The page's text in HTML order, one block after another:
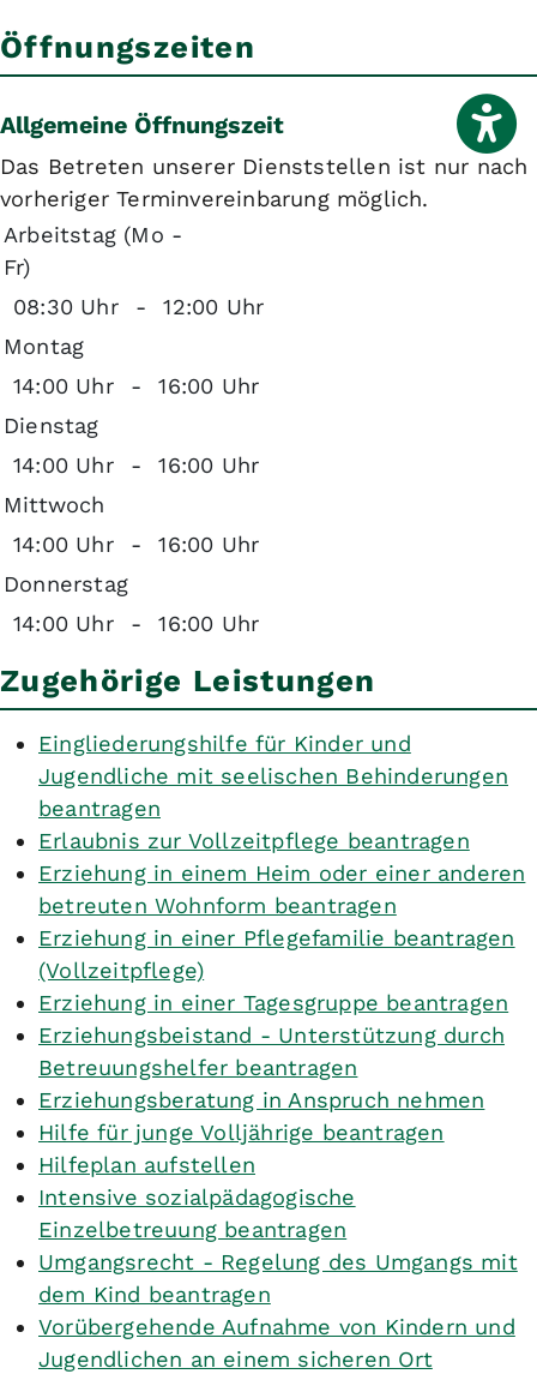
Öffnungszeiten
Allgemeine Öffnungszeit
Das Betreten unserer Dienststellen ist nur nach
vorheriger Terminvereinbarung möglich.
Arbeitstag (Mo -
Fr)
08:30 Uhr
-
12:00 Uhr
Montag
14:00 Uhr
-
16:00 Uhr
Dienstag
14:00 Uhr
-
16:00 Uhr
Mittwoch
14:00 Uhr
-
16:00 Uhr
Donnerstag
14:00 Uhr
- 16:00 Uhr
Zugehörige Leistungen
Eingliederungshilfe für Kinder und
Jugendliche mit seelischen Behinderungen
beantragen
Erlaubnis zur Vollzeitpflege beantragen
Erziehung in einem Heim oder einer anderen
betreuten Wohnform beantragen
Erziehung in einer Pflegefamilie beantragen
(Vollzeitpflege)
Erziehung in einer Tagesgruppe beantragen
Erziehungsbeistand - Unterstützung durch
Betreuungshelfer beantragen
Erziehungsberatung in Anspruch nehmen
Hilfe für junge Volljährige beantragen
Hilfeplan aufstellen
Intensive sozialpädagogische
Einzelbetreuung beantragen
Umgangsrecht - Regelung des Umgangs mit
dem Kind beantragen
Vorübergehende Aufnahme von Kindern und
Jugendlichen an einem sicheren Ort